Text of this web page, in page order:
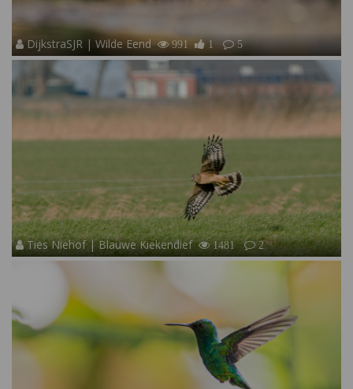
DijkstraSJR | Wilde Eend 991 1 5
Ties Niehof | Blauwe Kiekendief 1481 2